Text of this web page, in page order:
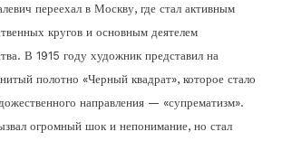
переехал в Москву, где стал активным
кругов и основным деятелем
В 1915 году художник представил на
полотно «Черный квадрат», которое стало
направления — «супрематизм».
огромный шок и непонимание, но стал